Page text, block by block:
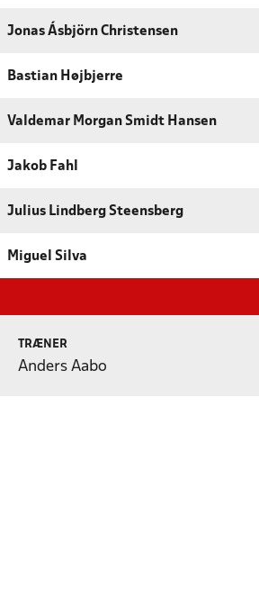
Jonas Ásbjörn Christensen
Bastian Højbjerre
Valdemar Morgan Smidt Hansen
Jakob Fahl
Julius Lindberg Steensberg
Miguel Silva
TRÆNER
Anders Aabo